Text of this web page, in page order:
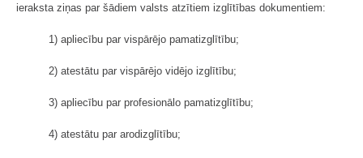
ieraksta ziņas par šādiem valsts atzītiem izglītības dokumentiem:
1) apliecību par vispārējo pamatizglītību;
2) atestātu par vispārējo vidējo izglītību;
3) apliecību par profesionālo pamatizglītību;
4) atestātu par arodizglītību;